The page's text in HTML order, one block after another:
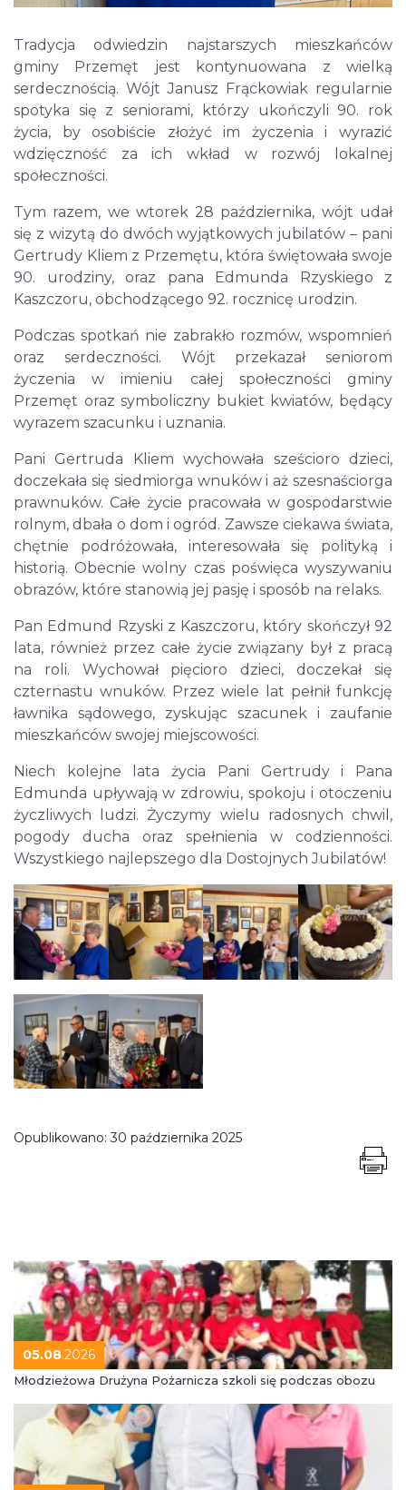
Tradycja odwiedzin najstarszych mieszkańców
gminy Przemęt jest kontynuowana z wielką
serdecznością. Wójt Janusz Frąckowiak regularnie
spotyka się z seniorami, którzy ukończyli 90. rok
życia, by osobiście złożyć im życzenia i wyrazić
wdzięczność za ich wkład w rozwój lokalnej
społeczności.
Tym razem, we wtorek 28 października, wójt udał
się z wizytą do dwóch wyjątkowych jubilatów – pani
Gertrudy Kliem z Przemętu, która świętowała swoje
90. urodziny, oraz pana Edmunda Rzyskiego z
Kaszczoru, obchodzącego 92. rocznicę urodzin.
Podczas spotkań nie zabrakło rozmów, wspomnień
oraz serdeczności. Wójt przekazał seniorom
życzenia w imieniu całej społeczności gminy
Przemęt oraz symboliczny bukiet kwiatów, będący
wyrazem szacunku i uznania.
Pani Gertruda Kliem wychowała sześcioro dzieci,
doczekała się siedmiorga wnuków i aż szesnaściorga
prawnuków. Całe życie pracowała w gospodarstwie
rolnym, dbała o dom i ogród. Zawsze ciekawa świata,
chętnie podróżowała, interesowała się polityką i
historią. Obecnie wolny czas poświęca wyszywaniu
obrazów, które stanowią jej pasję i sposób na relaks.
Pan Edmund Rzyski z Kaszczoru, który skończył 92
lata, również przez całe życie związany był z pracą
na roli. Wychował pięcioro dzieci, doczekał się
czternastu wnuków. Przez wiele lat pełnił funkcję
ławnika sądowego, zyskując szacunek i zaufanie
mieszkańców swojej miejscowości.
Niech kolejne lata życia Pani Gertrudy i Pana
Edmunda upływają w zdrowiu, spokoju i otoczeniu
życzliwych ludzi. Życzymy wielu radosnych chwil,
pogody ducha oraz spełnienia w codzienności.
Wszystkiego najlepszego dla Dostojnych Jubilatów!
Opublikowano:30 października 2025
05.08.2026
Młodzieżowa Drużyna Pożarnicza szkoli się podczas obozu